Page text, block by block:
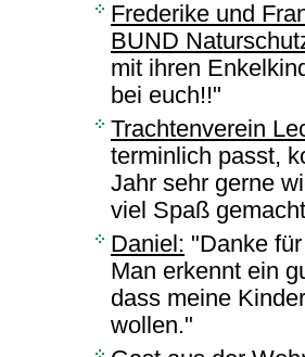
Frederike und
BUND
mit ihren
bei euch!!"
Trachtenverein
terminlich passt,
Jahr sehr gerne
viel Spaß
Daniel: "Danke
Man erkennt ein
dass meine
wollen."